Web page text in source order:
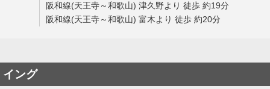
阪和線(天王寺～和歌山) 津久野より 徒歩 約19分
阪和線(天王寺～和歌山) 富木より 徒歩 約20分
イング